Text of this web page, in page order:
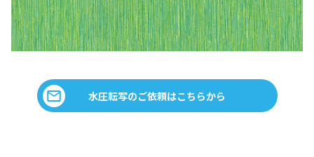
水圧転写のご依頼はこちらから